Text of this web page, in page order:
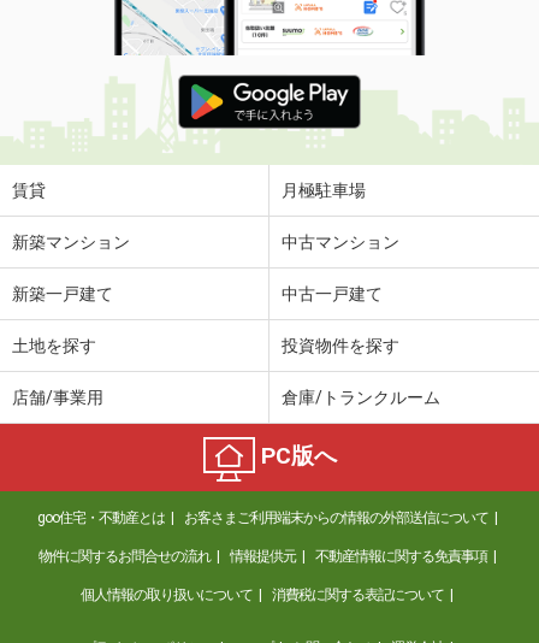
賃貸 月極駐車場
新築マンション 中古マンション
新築一戸建て 中古一戸建て
土地を探す 投資物件を探す
店舗/事業用 倉庫/トランクルーム
PC版へ
goo住宅・不動産とは お客さまご利用端末からの情報の外部送信について
物件に関するお問合せの流れ 情報提供元 不動産情報に関する免責事項
個人情報の取り扱いについて 消費税に関する表記について